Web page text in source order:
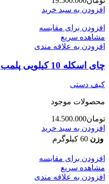
افزودن به سبد خرید
افزودن برای مقایسه
مشاهده سریع
افزودن به علاقه مندی
چای اسکله 10 کیلویی پلمب
کیف دستی
محصولات موجود
تومان14.500.000
افزودن به سبد خرید
وزن 60 کیلوگرم
افزودن برای مقایسه
مشاهده سریع
افزودن به علاقه مندی